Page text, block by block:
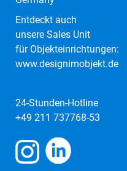
Entdeckt auch
unsere Sales Unit
für Objekteinrichtungen:
www.designimobjekt.de
24-Stunden-Hotline
+49 211 737768-53